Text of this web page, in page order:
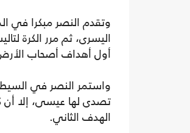
وتقدم النصر مبكرا في
اليسرى، ثم مرر الكرة
أول أهداف أصحاب
تصدى لها عيسى، إلا أن
الهدف الثاني.